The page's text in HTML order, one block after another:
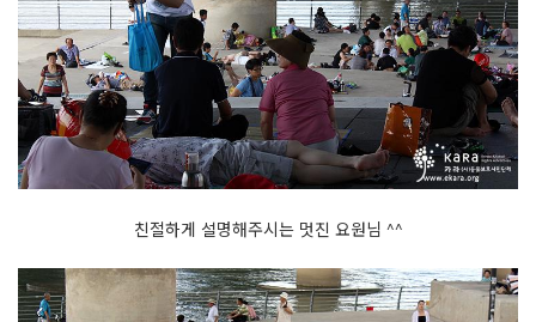
친절하게 설명해주시는 멋진 요원님 ^^